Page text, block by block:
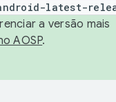
latest-
a versão mais
AOSP.